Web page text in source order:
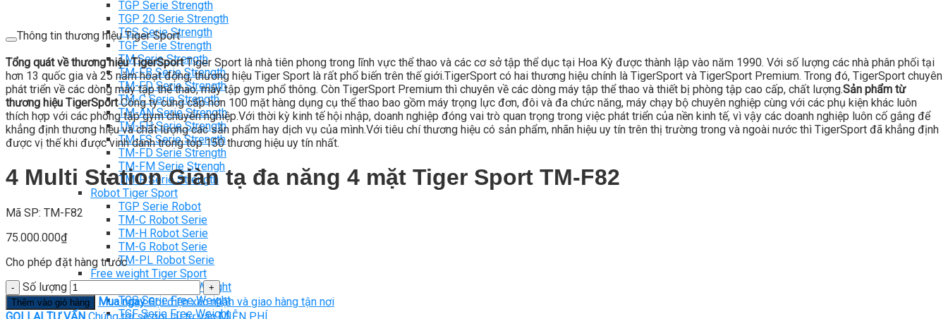
TGP Serie Strength
TGP 20 Serie Strength
TGS Serie Strength
TGF Serie Strength
TM Serie Strength
TM-FB Serie Strength
TM-FD Serie Strength
TM-C Serie Strength
TM-AN Serie Strength
TM-FH Serie Strength
TM-FS Serie Strength
TM-FD Serie Strength
TM-FM Serie Strengh
TM-F Serie Strength
Robot Tiger Sport
TGP Serie Robot
TM-C Robot Serie
TM-H Robot Serie
TM-G Robot Serie
TM-PL Robot Serie
Free weight Tiger Sport
TGP Serie Free Weight
TGS Serie Free Weight
TGF Serie Free Weight
Thông tin thương hiệu Tiger Sport
Tổng quát về thương hiệu TigerSportTiger Sport là nhà tiên phong trong lĩnh vực thể thao và các cơ sở tập thể dục tại Hoa Kỳ được thành lập vào năm 1990. Với số lượng các nhà phân phối tại
hơn 13 quốc gia và 25 năm hoạt động, thương hiệu Tiger Sport là rất phổ biến trên thế giới.TigerSport có hai thương hiệu chính là TigerSport và TigerSport Premium. Trong đó, TigerSport chuyên
phát triển về các dòng máy tập thể thao, máy tập gym phổ thông. Còn TigerSport Premium thì chuyên về các dòng máy tập thể thao và thiết bị phòng tập cao cấp, chất lượng.Sản phẩm từ
thương hiệu TigerSportCông ty cung cấp hơn 100 mặt hàng dụng cụ thể thao bao gồm máy trọng lực đơn, đôi và đa chức năng, máy chạy bộ chuyên nghiệp cùng với các phụ kiện khác luôn
thích hợp với các phòng tập gym chuyên nghiệp.Với thời kỳ kinh tế hội nhập, doanh nghiệp đóng vai trò quan trọng trong việc phát triển của nền kinh tế, vì vậy các doanh nghiệp luôn cố gắng để
khẳng định thương hiệu và chất lượng các sản phẩm hay dịch vụ của mình.Với tiêu chí thương hiệu có sản phẩm, nhãn hiệu uy tín trên thị trường trong và ngoài nước thì TigerSport đã khẳng định
được vị thế khi được vinh danh trong top 150 thương hiệu uy tín nhất.
4 Multi Station Giàn tạ đa năng 4 mặt Tiger Sport TM-F82
Mã SP: TM-F82
75.000.000₫
Cho phép đặt hàng trước
Số lượng
Thêm vào giỏ hàng Mua ngay Gọi điện xác nhận và giao hàng tận nơi